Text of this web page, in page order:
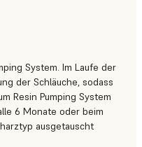
System. Im Laufe der
der Schläuche, sodass
Resin Pumping System
6 Monate oder beim
ausgetauscht